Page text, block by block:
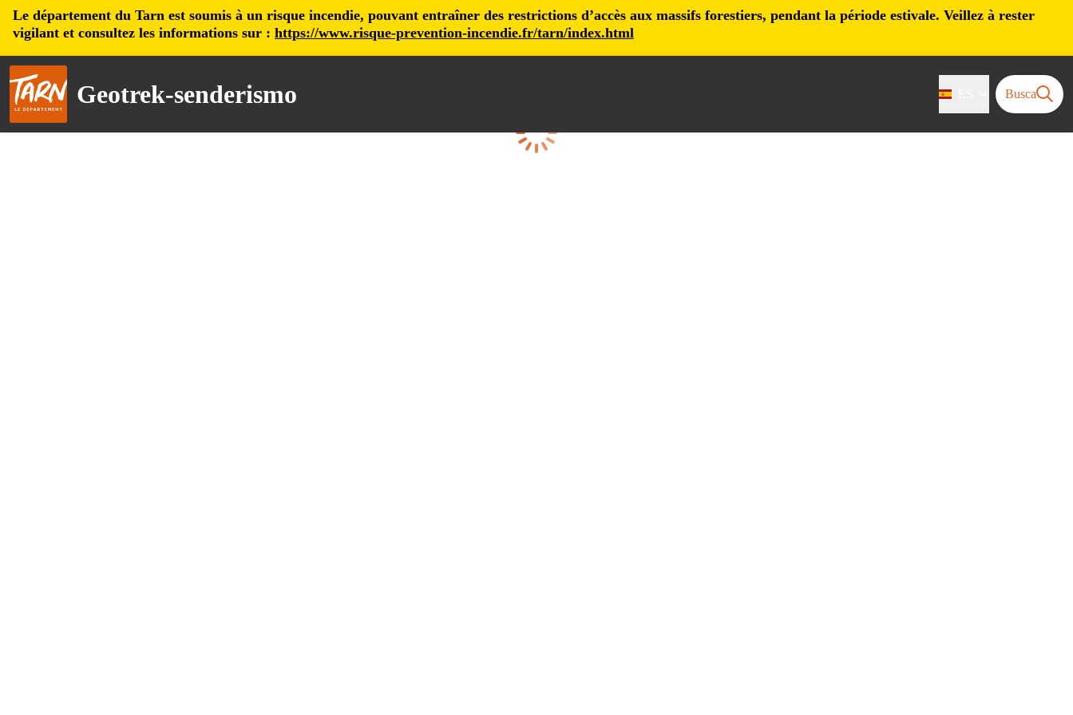
Le département du Tarn est soumis à un risque incendie, pouvant entraîner des restrictions d’accès aux massifs forestiers, pendant la période estivale. Veillez à rester
vigilant et consultez les informations sur : https://www.risque-prevention-incendie.fr/tarn/index.html
Geotrek-senderismo Busca
Cargando